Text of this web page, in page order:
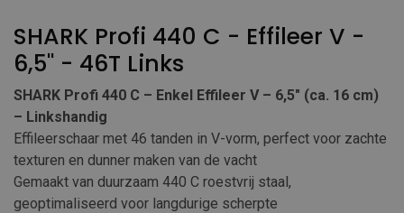
SHARK Profi 440 C - Effileer V -
6,5'' - 46T Links
SHARK Profi 440 C – Enkel Effileer V – 6,5″ (ca. 16 cm)
– Linkshandig
Effileerschaar met 46 tanden in V-vorm, perfect voor zachte
texturen en dunner maken van de vacht
Gemaakt van duurzaam 440 C roestvrij staal,
geoptimaliseerd voor langdurige scherpte